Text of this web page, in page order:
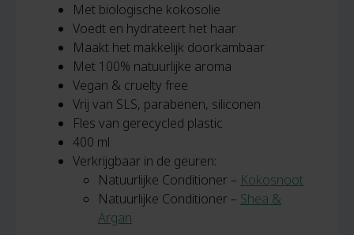
Met biologische kokosolie
Voedt en hydrateert het haar
Maakt het makkelijk doorkambaar
Met 100% natuurlijke aroma
Vegan & cruelty free
Vrij van SLS, parabenen, siliconen
Fles van gerecycled plastic
400 ml
Verkrijgbaar in de geuren:
Natuurlijke Conditioner – Kokosnoot
Natuurlijke Conditioner – Shea &
Argan